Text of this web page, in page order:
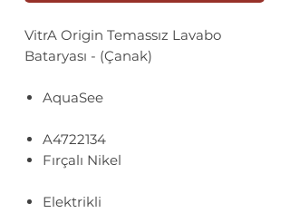
VitrA Origin Temassız Lavabo
Bataryası - (Çanak)
AquaSee
A4722134
Fırçalı Nikel
Elektrikli